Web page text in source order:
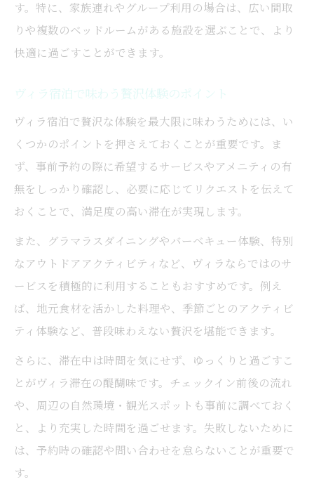
す。特に、家族連れやグループ利用の場合は、広い間取
りや複数のベッドルームがある施設を選ぶことで、より
快適に過ごすことができます。
ヴィラ宿泊で味わう贅沢体験のポイント
ヴィラ宿泊で贅沢な体験を最大限に味わうためには、い
くつかのポイントを押さえておくことが重要です。ま
ず、事前予約の際に希望するサービスやアメニティの有
無をしっかり確認し、必要に応じてリクエストを伝えて
おくことで、満足度の高い滞在が実現します。
また、グラマラスダイニングやバーベキュー体験、特別
なアウトドアアクティビティなど、ヴィラならではのサ
ービスを積極的に利用することもおすすめです。例え
ば、地元食材を活かした料理や、季節ごとのアクティビ
ティ体験など、普段味わえない贅沢を堪能できます。
さらに、滞在中は時間を気にせず、ゆっくりと過ごすこ
とがヴィラ滞在の醍醐味です。チェックイン前後の流れ
や、周辺の自然環境・観光スポットも事前に調べておく
と、より充実した時間を過ごせます。失敗しないために
は、予約時の確認や問い合わせを怠らないことが重要で
す。